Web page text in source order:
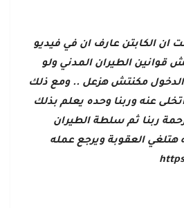
ان الكابتن عارف ان في فيديو
قوانين الطيران المدني ولو
مكنتش هزعل .. ومع ذلك
عنه وربنا وحده يعلم بذلك
ربنا ثم سلطة الطيران
هتلغي العقوبة ويرجع عمله